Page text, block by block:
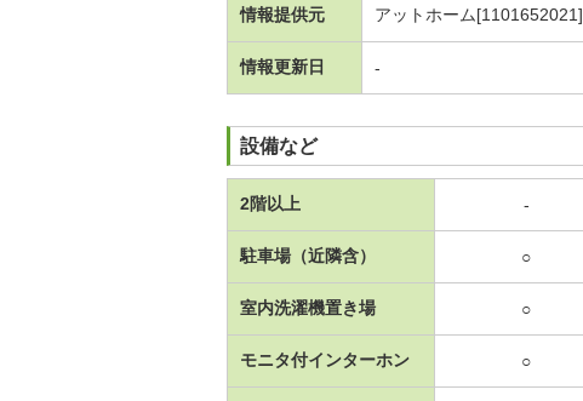
情報提供元 アットホーム[1101652021]
情報更新日 -
設備など
2階以上 -
駐車場（近隣含） ○
室内洗濯機置き場 ○
モニタ付インターホン ○